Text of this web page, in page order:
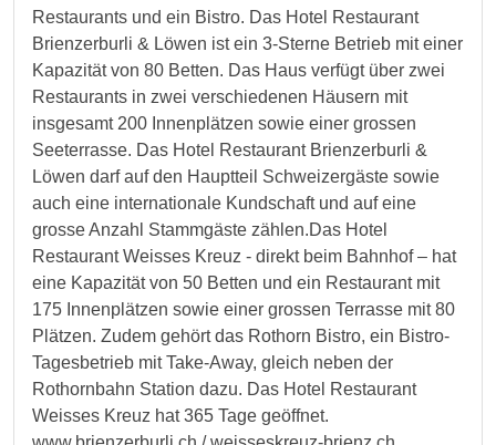
Restaurants und ein Bistro. Das Hotel Restaurant
Brienzerburli & Löwen ist ein 3-Sterne Betrieb mit einer
Kapazität von 80 Betten. Das Haus verfügt über zwei
Restaurants in zwei verschiedenen Häusern mit
insgesamt 200 Innenplätzen sowie einer grossen
Seeterrasse. Das Hotel Restaurant Brienzerburli &
Löwen darf auf den Hauptteil Schweizergäste sowie
auch eine internationale Kundschaft und auf eine
grosse Anzahl Stammgäste zählen.Das Hotel
Restaurant Weisses Kreuz - direkt beim Bahnhof – hat
eine Kapazität von 50 Betten und ein Restaurant mit
175 Innenplätzen sowie einer grossen Terrasse mit 80
Plätzen. Zudem gehört das Rothorn Bistro, ein Bistro-
Tagesbetrieb mit Take-Away, gleich neben der
Rothornbahn Station dazu. Das Hotel Restaurant
Weisses Kreuz hat 365 Tage geöffnet.